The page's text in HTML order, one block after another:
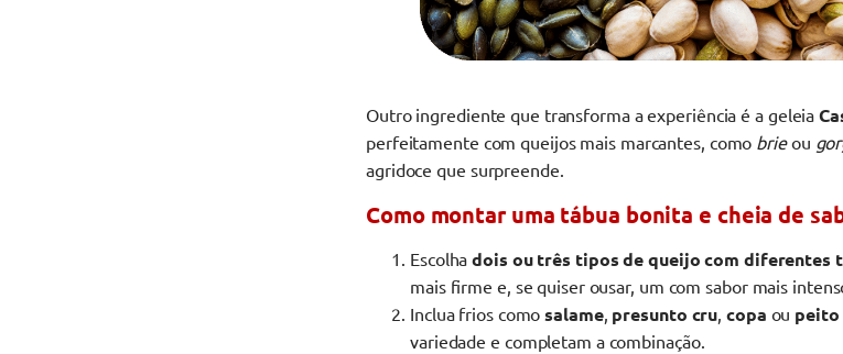
Outro ingrediente que transforma a experiência é a geleia
perfeitamente com queijos mais marcantes, como brieou
agridoce que surpreende.
Como montar uma tábua bonita e cheia de
Escolhadois ou três tipos de queijo com diferentes
mais firme e, se quiser ousar, um com sabor mais
Inclua frios comosalame, presunto cru,copa ou peito
variedade e completam a combinação.